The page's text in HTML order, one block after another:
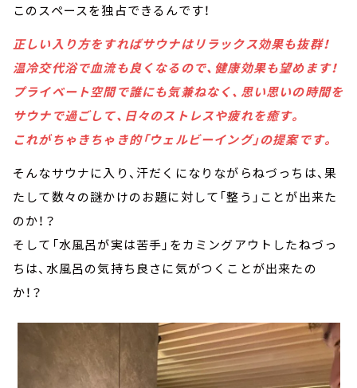
このスペースを独占できるんです！
正しい入り方をすればサウナはリラックス効果も抜群！
温冷交代浴で血流も良くなるので、健康効果も望めます！
プライベート空間で誰にも気兼ねなく、思い思いの時間を
サウナで過ごして、日々のストレスや疲れを癒す。
これがちゃきちゃき的「ウェルビーイング」の提案です。
そんなサウナに入り、汗だくになりながらねづっちは、果
たして数々の謎かけのお題に対して「整う」ことが出来た
のか！？
そして「水風呂が実は苦手」をカミングアウトしたねづっ
ちは、水風呂の気持ち良さに気がつくことが出来たの
か！？